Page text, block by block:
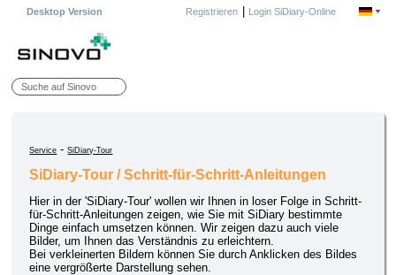
Desktop Version Registrieren| Login SiDiary-Online
Service -SiDiary-Tour
SiDiary-Tour / Schritt-für-Schritt-Anleitungen
Hier in der 'SiDiary-Tour' wollen wir Ihnen in loser Folge in Schritt-
für-Schritt-Anleitungen zeigen, wie Sie mit SiDiary bestimmte
Dinge einfach umsetzen können. Wir zeigen dazu auch viele
Bilder, um Ihnen das Verständnis zu erleichtern.
Bei verkleinerten Bildern können Sie durch Anklicken des Bildes
eine vergrößerte Darstellung sehen.